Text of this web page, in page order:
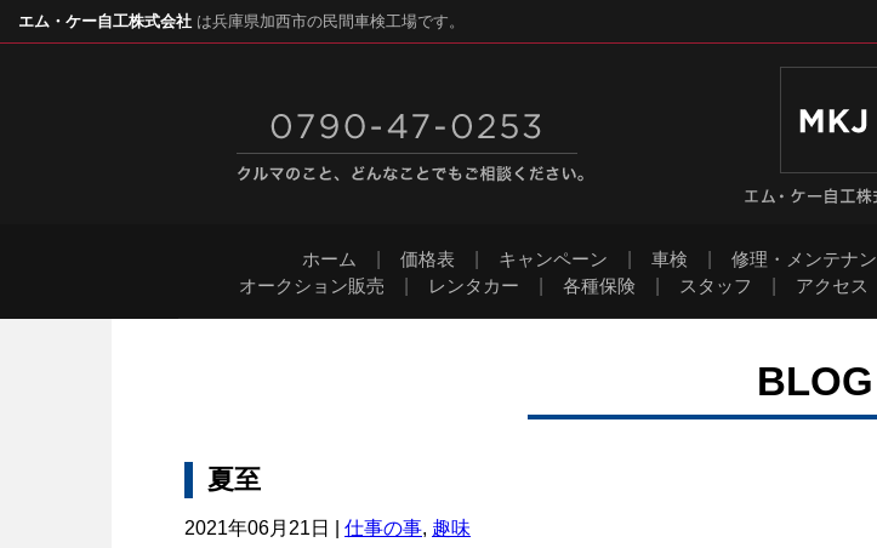
エム・ケー自工株式会社 は兵庫県加西市の民間車検工場です。
ホーム 価格表 キャンペーン 車検 修理・メンテナ
オークション販売
レンタカー 各種保険 スタッフ アクセス
BLOG
夏至
2021年06月21日 | 仕事の事, 趣味